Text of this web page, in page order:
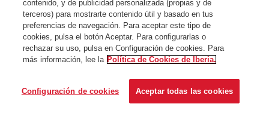
contenido, y de publicidad personalizada (propias y de
terceros) para mostrarte contenido útil y basado en tus
preferencias de navegación. Para aceptar este tipo de
cookies, pulsa el botón Aceptar. Para configurarlas o
rechazar su uso, pulsa en Configuración de cookies. Para
más información, lee la Política de Cookies de Iberia.
Configuración de cookies Aceptar todas las cookies